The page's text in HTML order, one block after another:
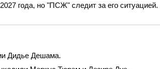
года, но "ПСЖ" следит за его ситуацией.
Дидье Дешама.